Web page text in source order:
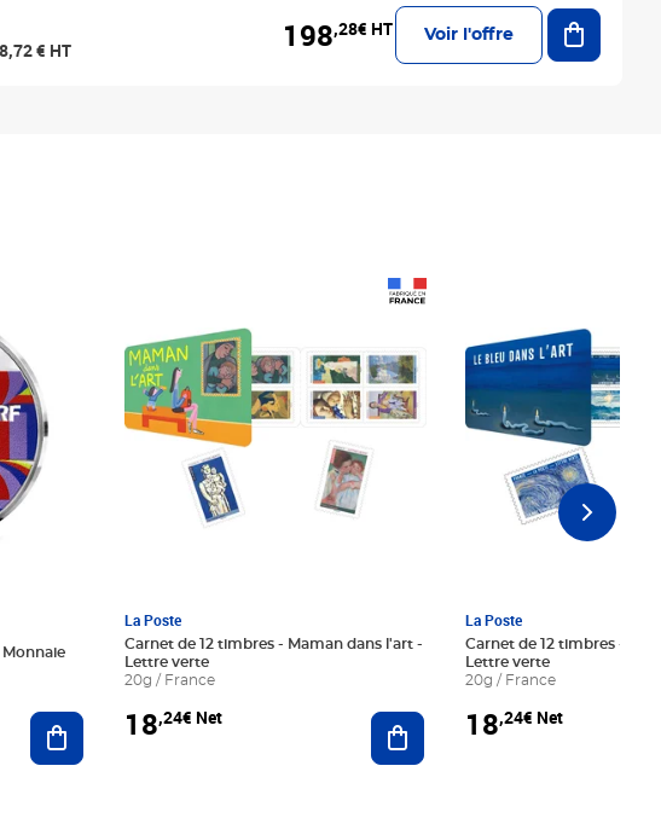
€ HT 198,28€ HT Voir l'offre
Ajouter
Monnaie
Ajouter au panier
La Poste
Carnet de 12 timbres - Maman dans l'art -
Lettre verte
20g / France
18,24€ Net Ajouter au panier
La Poste
Carnet de 12 timbres - Le
Lettre verte
20g / France
18,24€ Net